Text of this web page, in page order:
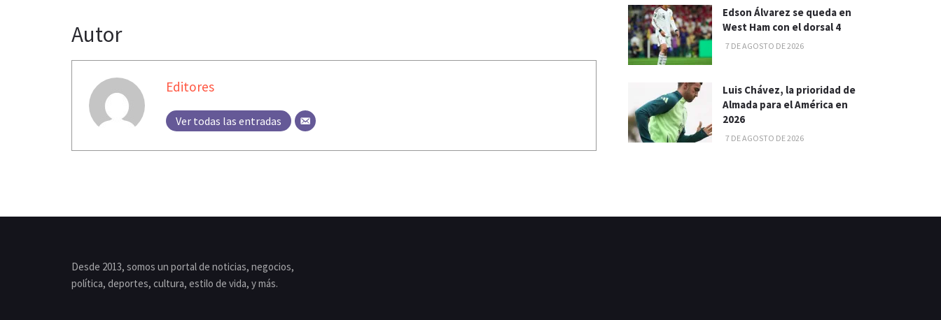
Autor
Editores
Ver todas las entradas
Edson Álvarez se queda en
West Ham con el dorsal 4
7 DE AGOSTO DE 2026
Luis Chávez, la prioridad de
Almada para el América en
2026
7 DE AGOSTO DE 2026
Desde 2013, somos un portal de noticias, negocios,
política, deportes, cultura, estilo de vida, y más.